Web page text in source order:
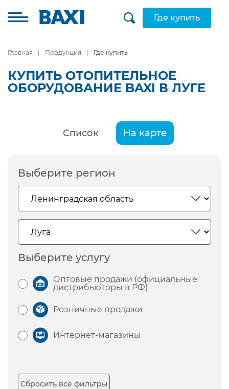
Где купить
Главная Продукция Где купить
КУПИТЬ ОТОПИТЕЛЬНОЕ
ОБОРУДОВАНИЕ BAXI В ЛУГЕ
Список На карте
Выберите регион
Выберите услугу
Оптовые продажи (официальные
дистрибьюторы в РФ)
Розничные продажи
Интернет-магазины
Сбросить все фильтры